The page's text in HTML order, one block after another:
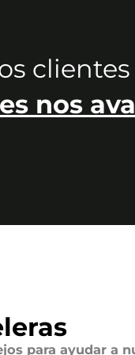
clientes
nos
para ayudar a